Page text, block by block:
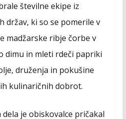
številne ekipe iz
držav, ki so se pomerile v
madžarske ribje čorbe v
dimu in mleti rdeči papriki
druženja in pokušine
kulinaričnih dobrot.
je obiskovalce pričakal